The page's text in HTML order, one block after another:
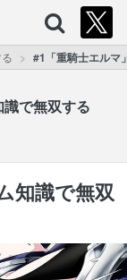
#1「重騎士エルマ
で無双する
知識で無双